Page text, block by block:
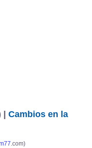
| Cambios en la
.com)